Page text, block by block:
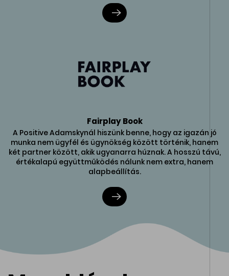
Fairplay Book
A Positive Adamskynál hiszünk benne, hogy az igazán jó
munka nem ügyfél és ügynökség között történik, hanem
két partner között, akik ugyanarra húznak. A hosszú távú,
értékalapú együttműködés nálunk nem extra, hanem
alapbeállítás.